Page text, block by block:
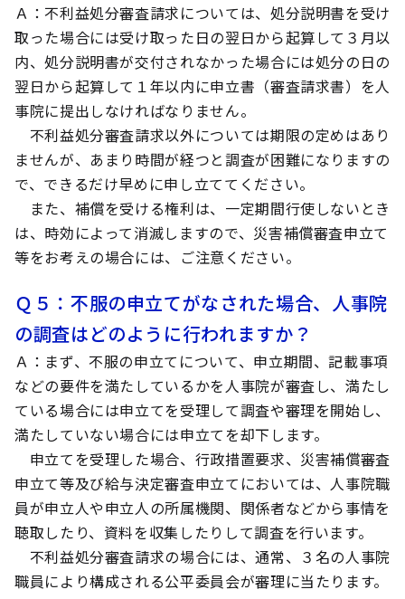
Ａ ：不利益処分審査請求については、処分説明書を受け
取った場合には受け取った日の翌日から起算して３月以
内、処分説明書が交付されなかった場合には処分の日の
翌日から起算して１年以内に申立書（審査請求書）を人
事院に提出しなければなりません。
不利益処分審査請求以外については期限の定めはあり
ませんが、あまり時間が経つと調査が困難になりますの
で、できるだけ早めに申し立ててください。
また、補償を受ける権利は、一定期間行使しないとき
は、時効によって消滅しますので、災害補償審査申立て
等をお考えの場合には、ご注意ください。
Ｑ５ ：不服の申立てがなされた場合、人事院
の調査はどのように行われますか？
Ａ ：まず、不服の申立てについて、申立期間、記載事項
などの要件を満たしているかを人事院が審査し、満たし
ている場合には申立てを受理して調査や審理を開始し、
満たしていない場合には申立てを却下します。
申立てを受理した場合、行政措置要求、災害補償審査
申立て等及び給与決定審査申立てにおいては、人事院職
員が申立人や申立人の所属機関、関係者などから事情を
聴取したり、資料を収集したりして調査を行います。
不利益処分審査請求の場合には、通常、３名の人事院
職員により構成される公平委員会が審理に当たります。